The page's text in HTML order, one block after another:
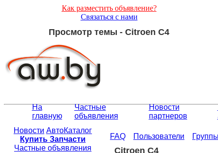
Как разместить объявление?
Связаться с нами
Просмотр темы - Citroen C4
На
главную
Частные
объявления
Новости
партнеров
Новости АвтоКаталог
Купить Запчасти
Частные объявления
FAQ Пользователи
Citroen C4